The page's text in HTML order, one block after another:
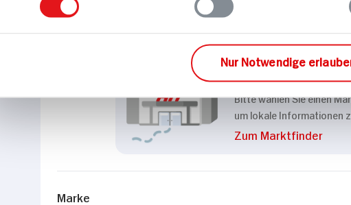
anbieten zu können und die Zugriffe auf unsere Website zu
zu Ihrer Verwendung unserer Website an
Analysen weiter. Unsere Partner führen diese Informationen
zusammen, die Sie ihnen bereitgestellt haben oder die sie im
Präferenzen
Markt finden
Bitte wählen Sie einen
um lokale Informationen
Zum Marktfinder
Marke